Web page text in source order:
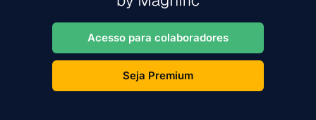
Acesso para colaboradores
Seja Premium